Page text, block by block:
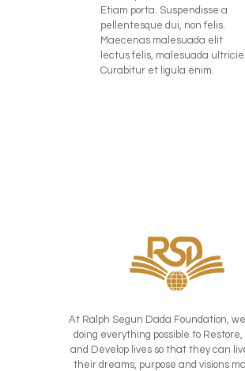
Etiam porta. Suspendisse a
pellentesque dui, non felis.
Maecenas malesuada elit
lectus felis, malesuada
Curabitur et ligula enim.
At Ralph Segun Dada Foundation,
doing everything possible to Restore,
and Develop lives so that they can
their dreams, purpose and visions